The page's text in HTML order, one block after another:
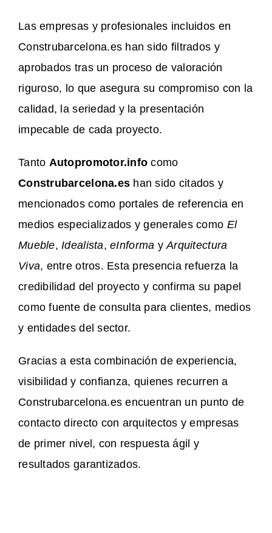
Las empresas y profesionales incluidos en
Construbarcelona.es han sido filtrados y
aprobados tras un proceso de valoración
riguroso, lo que asegura su compromiso con la
calidad, la seriedad y la presentación
impecable de cada proyecto.
Tanto Autopromotor.info como
Construbarcelona.es han sido citados y
mencionados como portales de referencia en
medios especializados y generales como El
Mueble, Idealista,eInforma yArquitectura
Viva, entre otros. Esta presencia refuerza la
credibilidad del proyecto y confirma su papel
como fuente de consulta para clientes, medios
y entidades del sector.
Gracias a esta combinación de experiencia,
visibilidad y confianza, quienes recurren a
Construbarcelona.es encuentran un punto de
contacto directo con arquitectos y empresas
de primer nivel, con respuesta ágil y
resultados garantizados.